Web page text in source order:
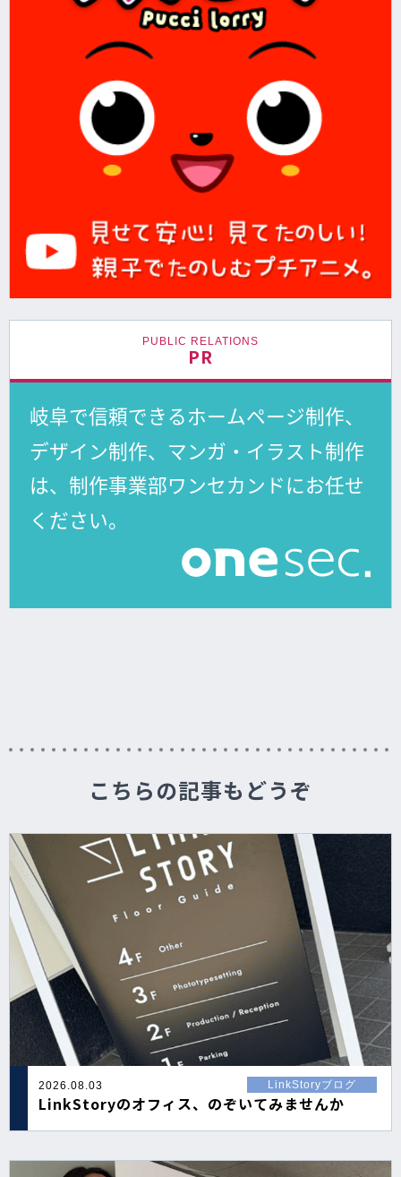
PUBLIC RELATIONS
PR
こちらの記事もどうぞ
2026.08.03 LinkStoryブログ
LinkStoryのオフィス、のぞいてみませんか